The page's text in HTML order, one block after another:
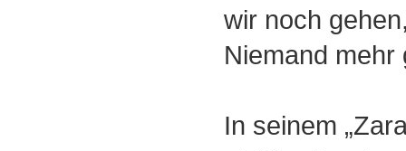
wir noch
Niemand mehr
In seinem